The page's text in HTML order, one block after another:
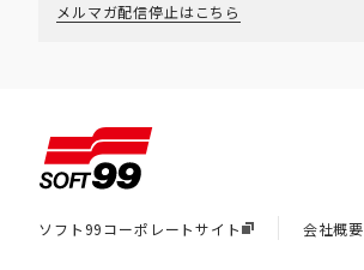
メルマガ配信停止はこちら
ソフト99コーポレートサイト 会社概要